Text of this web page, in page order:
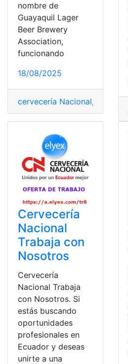
nombre de
Guayaquil Lager
Beer Brewery
Association,
funcionando
18/08/2025
cervecería Nacional,
Cervecería
Nacional
Trabaja con
Nosotros
Cervecería
Nacional Trabaja
con Nosotros. Si
estás buscando
oportunidades
profesionales en
Ecuador y deseas
unirte a una